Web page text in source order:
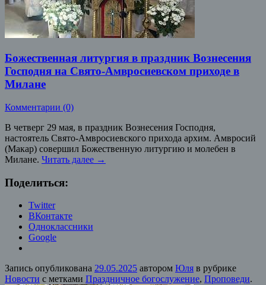
Божественная литургия в праздник Вознесения
Господня на Свято-Амвросиевском приходе в
Милане
Комментарии (0)
В четверг 29 мая, в праздник Вознесения Господня,
настоятель Свято-Амвросиевского прихода архим. Амвросий
(Макар) совершил Божественную литургию и молебен в
Милане. Читать далее →
Поделиться:
Twitter
ВКонтакте
Одноклассники
Google
Запись опубликована 29.05.2025 автором Юля в рубрике
Новости с метками Праздничное богослужение, Проповеди.